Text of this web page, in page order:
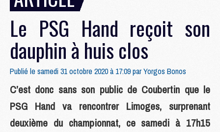
Le PSG Hand reçoit son
dauphin à huis clos
Publié le samedi 31 octobre 2020 à 17:09 parYorgos Bonos
C’est donc sans son public de Coubertin que le
PSG Hand va rencontrer Limoges, surprenant
deuxième du championnat, ce samedi à 17h15